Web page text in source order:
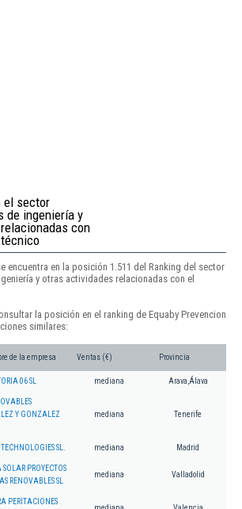
el sector
de ingeniería y
con
encuentra en la posición 1.511 del Ranking del sector
y otras actividades relacionadas con el
la posición en el ranking de Equaby Prevencion
similares:
de la empresa Ventas (€) Provincia
06 SL mediana Arava,Álava
Y GONZALEZ
mediana Tenerife
SL. mediana Madrid
SOLAR PROYECTOS
RENOVABLES SL
mediana Valladolid
PERITACIONES